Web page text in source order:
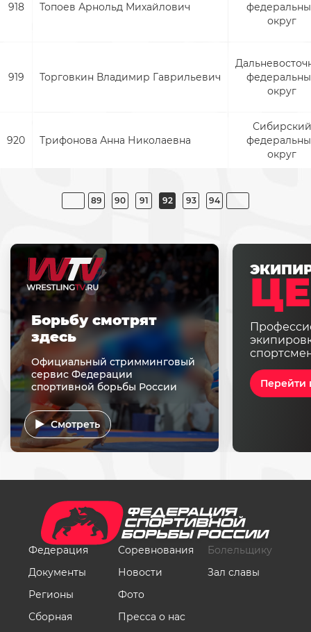
918 Топоев Арнольд Михайлович
округ
919 Торговкин Владимир Гаврильевич
округ
920 Трифонова Анна Николаевна
Сибирский
округ
89 90 91 92 93 94
Перейти
Борьбу смотрят
здесь
Официальный стримминговый
сервис Федерации
спортивной борьбы России
Смотреть
Федерация
Документы
Регионы
Сборная
Соревнования
Новости
Фото
Пресса о нас
Болельщику
Зал славы